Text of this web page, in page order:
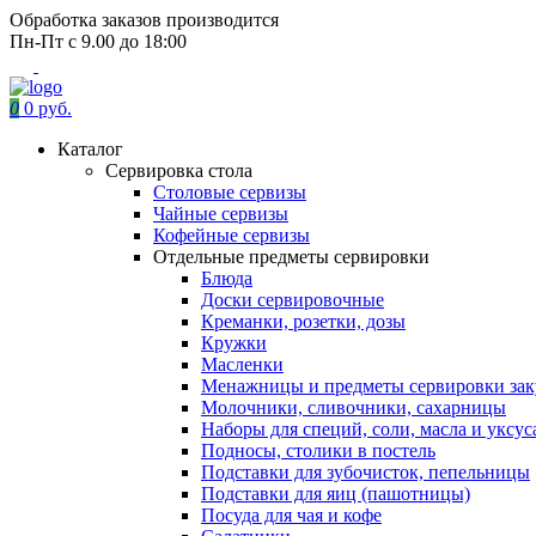
Обработка заказов производится
Пн-Пт с 9.00 до 18:00
0 0 руб.
Каталог
Сервировка стола
Столовые сервизы
Чайные сервизы
Кофейные сервизы
Отдельные предметы сервировки
Блюда
Доски сервировочные
Креманки, розетки, дозы
Кружки
Масленки
Менажницы и предметы сервировки
Молочники, сливочники, сахарницы
Наборы для специй, соли, масла и
Подносы, столики в постель
Подставки для зубочисток, пепельницы
Подставки для яиц (пашотницы)
Посуда для чая и кофе